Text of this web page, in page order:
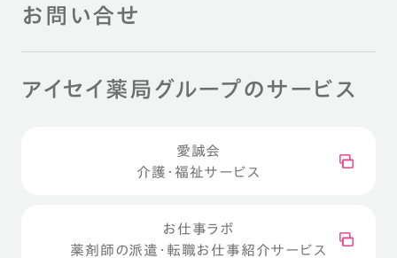
お問い合せ
アイセイ薬局グループのサービス
愛誠会
介護・福祉サービス
お仕事ラボ
薬剤師の派遣・転職お仕事紹介サービス